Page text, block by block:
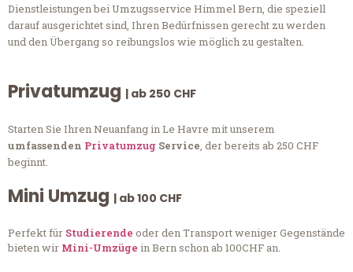
Dienstleistungen bei Umzugsservice Himmel Bern, die speziell
darauf ausgerichtet sind, Ihren Bedürfnissen gerecht zu werden
und den Übergang so reibungslos wie möglich zu gestalten.
Privatumzug | ab 250 CHF
Starten Sie Ihren Neuanfang in Le Havre mit unserem
umfassenden Privatumzug Service, der bereits ab 250 CHF
beginnt.
Mini Umzug | ab 100 CHF
Perfekt für Studierende oder den Transport weniger Gegenstände
bieten wir Mini-Umzüge in Bern schon ab 100CHF an.